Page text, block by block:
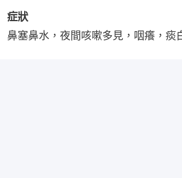
症狀
鼻塞鼻水，夜間咳嗽多見，咽癢，痰